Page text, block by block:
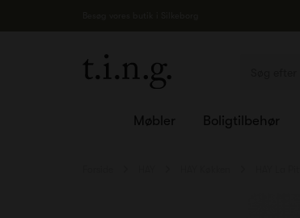
Møbler Boligtilbehør